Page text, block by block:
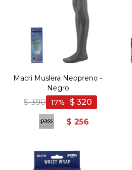
Macri Muslera Neopreno -
Negro
$ 390 $ 320
17
$ 256